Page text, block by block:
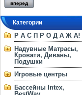
Категории
Р А С П Р О Д А Ж А!
Надувные Матрасы,
Кровати, Диваны,
Подушки
Игровые центры
Бассейны Intex,